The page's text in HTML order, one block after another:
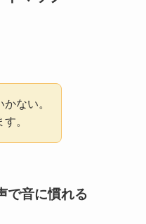
ない。
。
で音に慣れる